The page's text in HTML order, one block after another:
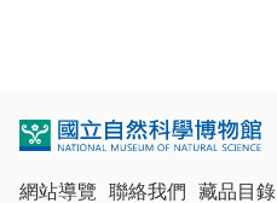
網站導覽 聯絡我們 藏品目錄